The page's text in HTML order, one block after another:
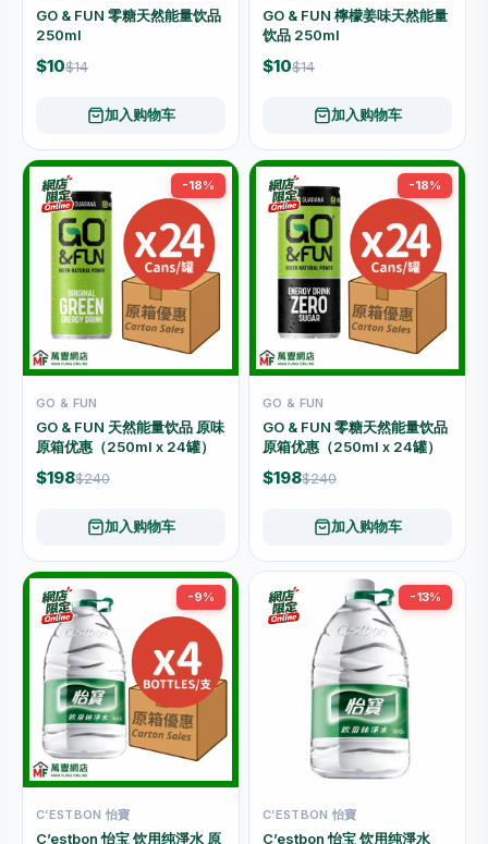
GO & FUN 零糖天然能量饮品
250ml
$10$14
加入购物车
GO & FUN 檸檬姜味天然能量
饮品 250ml
$10$14
加入购物车
-18%
GO & FUN
GO & FUN 天然能量饮品 原味
原箱优惠（250ml x 24罐）
$198$240
加入购物车
-18%
GO & FUN
GO & FUN 零糖天然能量饮品
原箱优惠（250ml x 24罐）
$198$240
加入购物车
-9%
C’ESTBON 怡寶
C’estbon 怡宝 饮用纯淨水 原
-13%
C’ESTBON 怡寶
C’estbon 怡宝 饮用纯淨水